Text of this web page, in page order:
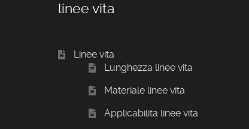
linee vita
Linee vita
Lunghezza linee vita
Materiale linee vita
Applicabilita linee vita